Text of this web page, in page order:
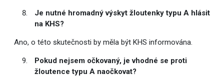
Je nutné hromadný výskyt žloutenky typu A hlásit
na KHS?
Ano, o této skutečnosti by měla být KHS informována.
Pokud nejsem očkovaný, je vhodné se proti
žloutence typu A naočkovat?